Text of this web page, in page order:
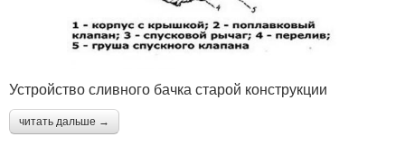
Устройство сливного бачка старой конструкции
читать дальше →